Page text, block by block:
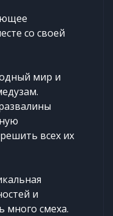
со своей
мир и
всех их
и
много смеха.